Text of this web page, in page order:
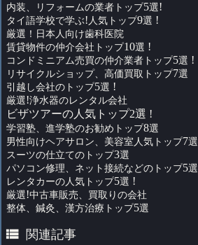
内装、リフォームの業者トップ5選!
タイ語学校で学ぶ! 人気トップ9選 !
厳選！日本人向け歯科医院
賃貸物件の仲介会社トップ10選 !
コンドミニアム売買の仲介業者トップ5選 !
リサイクルショップ、高価買取トップ7選
引越し会社のトップ5選 !
厳選!浄水器のレンタル会社
ビザツアーの人気トップ2選 !
学習塾、進学塾のお勧めトップ8選
男性向けヘアサロン、美容室人気トップ7選
スーツの仕立てのトップ3選
パソコン修理、ネット接続などのトップ5選
レンタカーの人気トップ5選 !
厳選!中古車販売、買取りの会社
整体、鍼灸、漢方治療トップ5選
 関連記事